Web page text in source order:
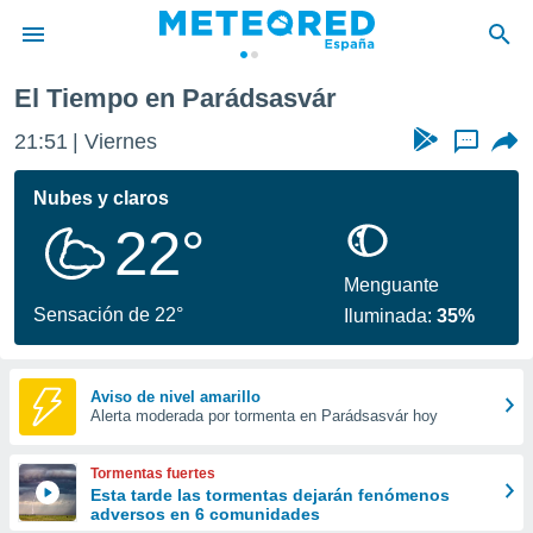
de
por
se
calidad.
a este
las
y
forma
digital
basada
El Tiempo en Parádsasvár
21:51 Viernes ...
Nubes y claros
22°
Sensación de 22°
Menguante
Iluminada:35%
Aviso de nivel amarillo
Alerta moderada por tormenta en Parádsasvár hoy
Tormentas fuertes
Esta tarde las tormentas dejarán fenómenos
adversos en 6 comunidades